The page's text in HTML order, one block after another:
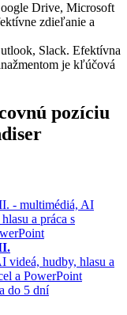
Drive, Microsoft
zdieľanie a
Slack. Efektívna
je kľúčová
pozíciu
videá, hudby, hlasu a
a PowerPoint